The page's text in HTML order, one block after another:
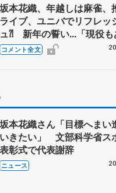
坂本花織、年越しは麻雀、
ライブ、ユニバでリフレッ
ュ⁈ 新年の誓い...「現役も
2、3カ月、思い残すことの
うに」【名古屋フィギュア
コメント全文
坂本花織さん「目標へまい
いきたい」 文部科学省ス
表彰式で代表謝辞
ニュース